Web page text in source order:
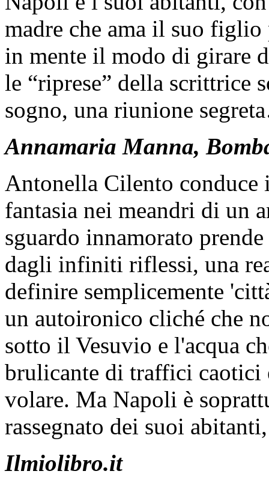
madre che ama il suo
in mente il modo di girare
le “riprese” della scrittrice
sogno, una riunione
Annamaria Manna,
Antonella Cilento
fantasia nei meandri di un
sguardo innamorato
dagli infiniti riflessi, una
definire semplicemente
un autoironico cliché che
sotto il Vesuvio e l'acqua
brulicante di traffici caotici
volare. Ma Napoli è
rassegnato dei suoi
Ilmiolibro.it